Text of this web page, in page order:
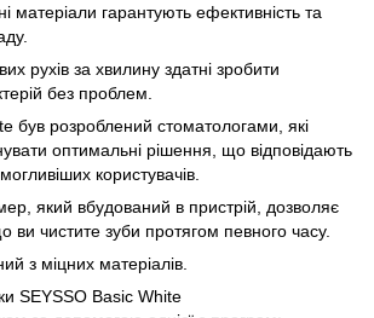
матеріали гарантують ефективність та
рухів за хвилину здатні зробити
без проблем.
був розроблений стоматологами, які
оптимальні рішення, що відповідають
користувачів.
який вбудований в пристрій, дозволяє
ви чистите зуби протягом певного часу.
з міцних матеріалів.
SEYSSO Basic White